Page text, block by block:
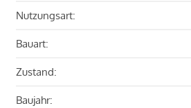
Nutzungsart:
Bauart:
Zustand:
Baujahr: